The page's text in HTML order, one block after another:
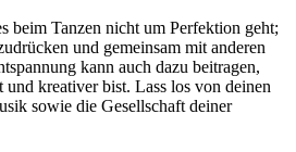
beim Tanzen nicht um Perfektion geht;
und gemeinsam mit anderen
kann auch dazu beitragen,
und kreativer bist. Lass los von deinen
sowie die Gesellschaft deiner